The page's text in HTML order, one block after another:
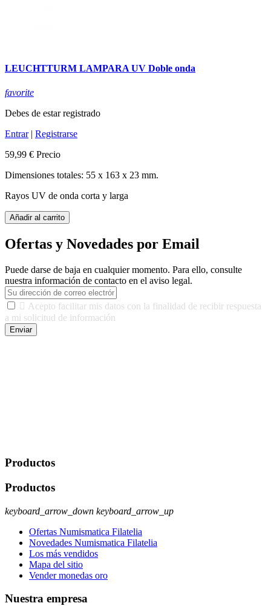
LEUCHTTURM LAMPARA UV Doble onda
favorite
Debes de estar registrado
Entrar| Registrarse
59,99 € Precio
Dimensiones totales: 55 x 163 x 23 mm.
Rayos UV de onda corta y larga
Añadir al carrito
Ofertas y Novedades por Email
Puede darse de baja en cualquier momento. Para ello, consulte
nuestra información de contacto en el aviso legal.
 Acepto facilitar mis datos con la finalidad de recibir respuesta
a mi solicitud de información
Enviar
Productos
Productos
keyboard_arrow_down keyboard_arrow_up
Ofertas Numismatica Filatelia
Novedades Numismatica Filatelia
Los más vendidos
Mapa del sitio
Vender monedas oro
Nuestra empresa